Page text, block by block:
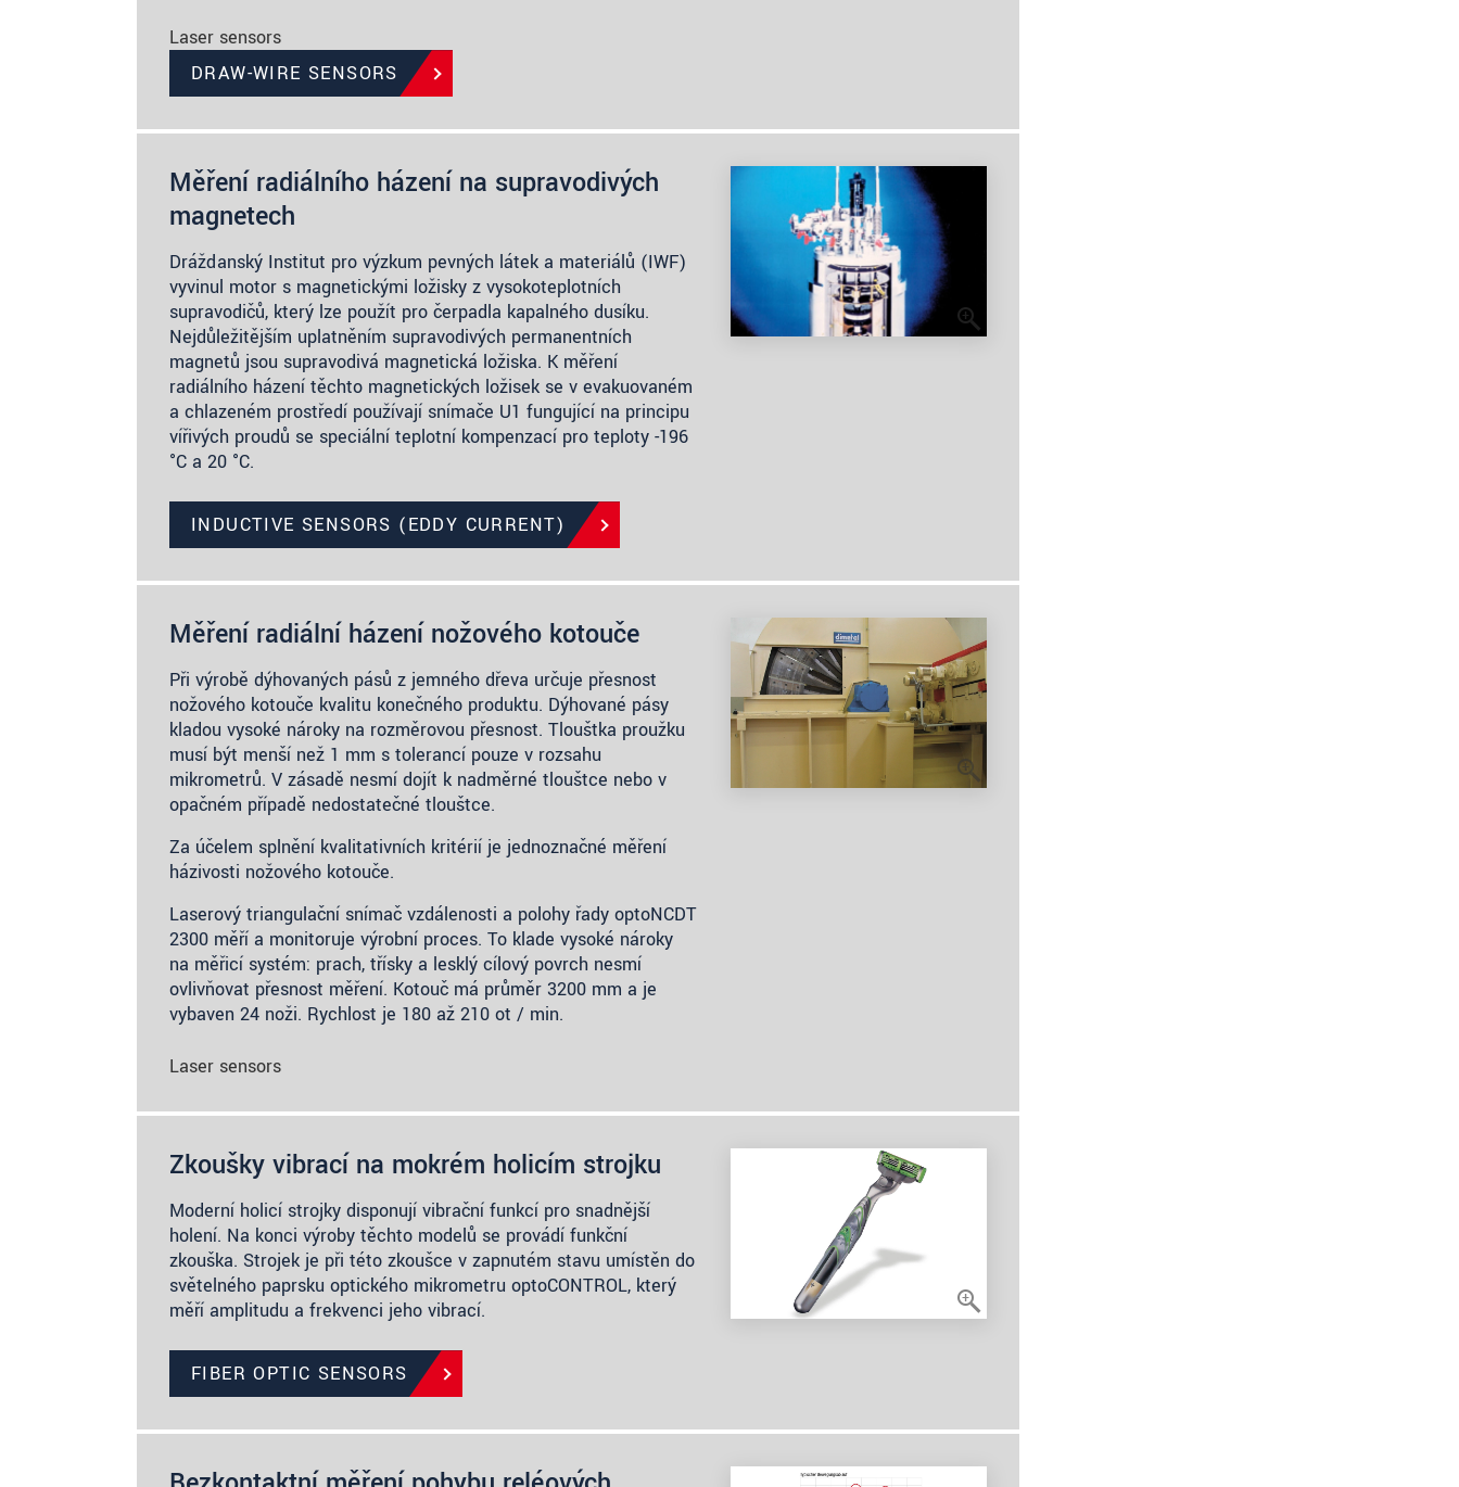
Laser sensors
DRAW-WIRE SENSORS
Měření radiálního házení na supravodivých
magnetech
Drážďanský Institut pro výzkum pevných látek a materiálů (IWF)
vyvinul motor s magnetickými ložisky z vysokoteplotních
supravodičů, který lze použít pro čerpadla kapalného dusíku.
Nejdůležitějším uplatněním supravodivých permanentních
magnetů jsou supravodivá magnetická ložiska. K měření
radiálního házení těchto magnetických ložisek se v evakuovaném
a chlazeném prostředí používají snímače U1 fungující na principu
vířivých proudů se speciální teplotní kompenzací pro teploty -196
°C a 20 °C.
INDUCTIVE SENSORS (EDDY CURRENT)
Měření radiální házení nožového kotouče
Při výrobě dýhovaných pásů z jemného dřeva určuje přesnost
nožového kotouče kvalitu konečného produktu. Dýhované pásy
kladou vysoké nároky na rozměrovou přesnost. Tloušťka proužku
musí být menší než 1 mm s tolerancí pouze v rozsahu
mikrometrů. V zásadě nesmí dojít k nadměrné tloušťce nebo v
opačném případě nedostatečné tloušťce.
Za účelem splnění kvalitativních kritérií je jednoznačné měření
házivosti nožového kotouče.
Laserový triangulační snímač vzdálenosti a polohy řady optoNCDT
2300 měří a monitoruje výrobní proces. To klade vysoké nároky
na měřicí systém: prach, třísky a lesklý cílový povrch nesmí
ovlivňovat přesnost měření. Kotouč má průměr 3200 mm a je
vybaven 24 noži. Rychlost je 180 až 210 ot / min.
Laser sensors
Zkoušky vibrací na mokrém holicím strojku
Moderní holicí strojky disponují vibrační funkcí pro snadnější
holení. Na konci výroby těchto modelů se provádí funkční
zkouška. Strojek je při této zkoušce v zapnutém stavu umístěn do
světelného paprsku optického mikrometru optoCONTROL, který
měří amplitudu a frekvenci jeho vibrací.
FIBER OPTIC SENSORS